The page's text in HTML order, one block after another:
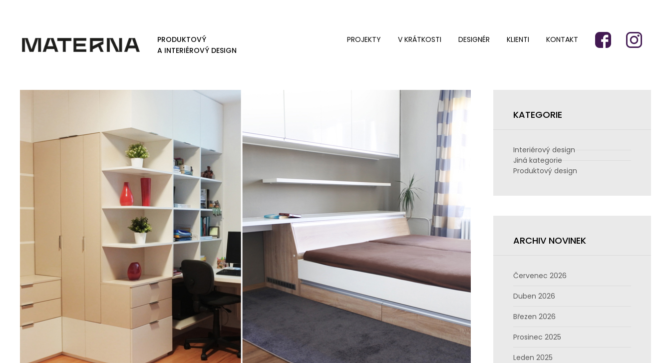
PRODUKTOVÝ
A INTERIÉROVÝ DESIGN
PROJEKTY V KRÁTKOSTI DESIGNÉR KLIENTI KONTAKT
KATEGORIE
Interiérový design
Jiná kategorie
Produktový design
ARCHIV NOVINEK
Červenec 2026
Duben 2026
Březen 2026
Prosinec 2025
Leden 2025